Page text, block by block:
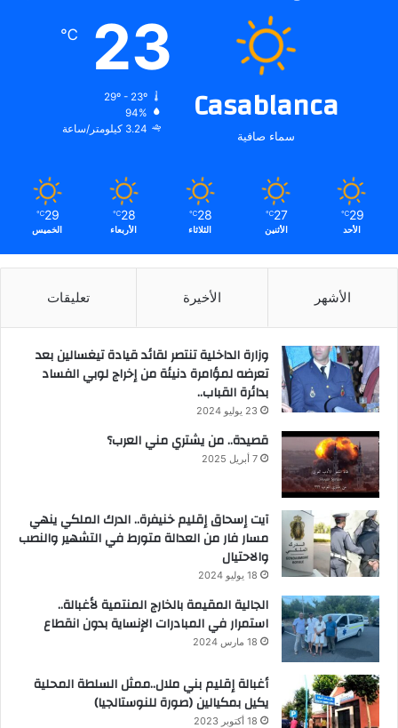
Casablanca
سماء صافية
23
℃
29º - 23º
94%
3.24 كيلومتر/ساعة
29
℃
الأحد
27
℃
الأثنين
28
℃
الثلاثاء
28
℃
الأربعاء
29
℃
الخميس
الأشهر الأخيرة تعليقات
وزارة الداخلية تنتصر لقائد قيادة تيغسالين بعد
تعرضه لمؤامرة دنيئة من إخراج لوبي الفساد
بدائرة القباب..
23 يوليو 2024
قصيدة.. من يشتري مني العرب؟
7 أبريل 2025
آيت إسحاق إقليم خنيفرة.. الدرك الملكي ينهي
مسار فار من العدالة متورط في التشهير والنصب
والاحتيال
18 يوليو 2024
الجالية المقيمة بالخارج المنتمية لأغبالة..
استمرار في المبادرات الإنساية بدون انقطاع
18 مارس 2024
أغبالة إقليم بني ملال..ممثل السلطة المحلية
يكيل بمكيالين (صورة للنوستالجيا)
18 أكتوبر 2023